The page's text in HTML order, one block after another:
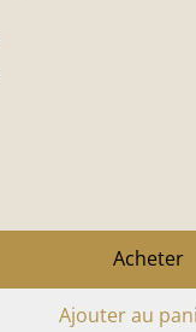
Acheter
Ajouter au